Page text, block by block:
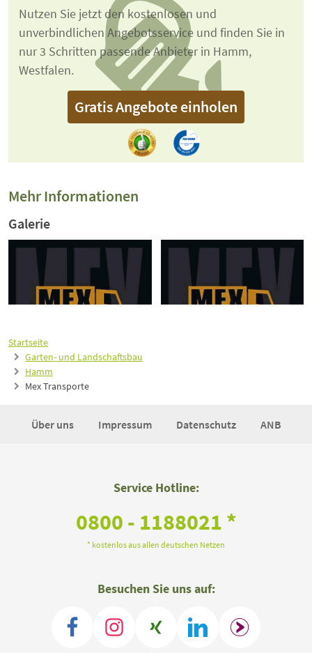
Startseite
Garten- und Landschaftsbau
Hamm
Mex Transporte
Nutzen Sie jetzt den kostenlosen und
unverbindlichen Angebotsservice und finden Sie in
nur 3 Schritten passende Anbieter in Hamm,
Westfalen.
Gratis Angebote einholen
Mehr Informationen
Galerie
Über uns Impressum Datenschutz ANB
Service Hotline:
0800 - 1188021 *
* kostenlos aus allen deutschen Netzen
Besuchen Sie uns auf: